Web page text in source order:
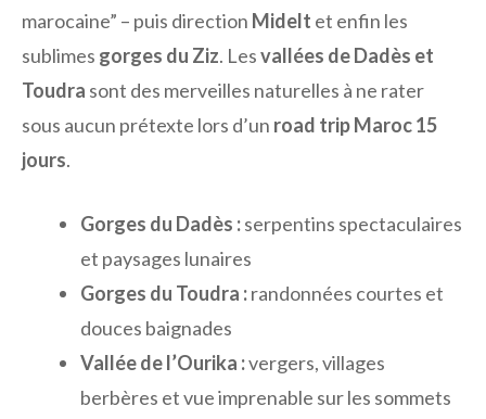
marocaine” – puis direction Midelt et enfin les
sublimes gorges du Ziz. Lesvallées de Dadès et
Toudra sont des merveilles naturelles à ne rater
sous aucun prétexte lors d’un road trip Maroc 15
jours.
Gorges du Dadès :serpentins spectaculaires
et paysages lunaires
Gorges du Toudra :randonnées courtes et
douces baignades
Vallée de l’Ourika :vergers, villages
berbères et vue imprenable sur les sommets